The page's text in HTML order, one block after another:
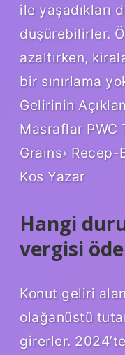
ile yaşadıkları
düşürebilirler.
azaltırken,
bir sınırlama
Gelirinin
Masraflar PWC
Grains› Recep-
Kos Yazar
Hangi
vergisi
Konut geliri
olağanüstü
girerler.